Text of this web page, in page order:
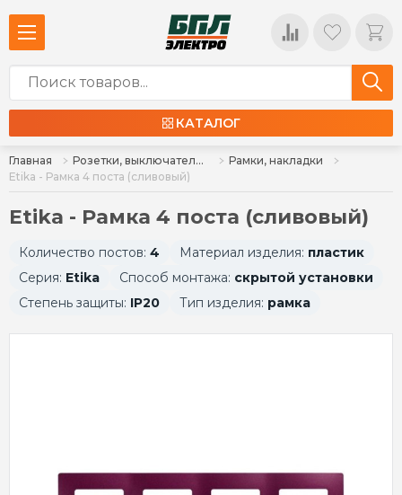
КАТАЛОГ
Главная Розетки, выключатели, установочные коробки
Рамки, накладки
Etika - Рамка 4 поста (сливовый)
Etika - Рамка 4 поста (сливовый)
Количество постов: 4 Материал изделия: пластик
Серия: Etika Способ монтажа: скрытой установки
Степень защиты: IP20 Тип изделия: рамка